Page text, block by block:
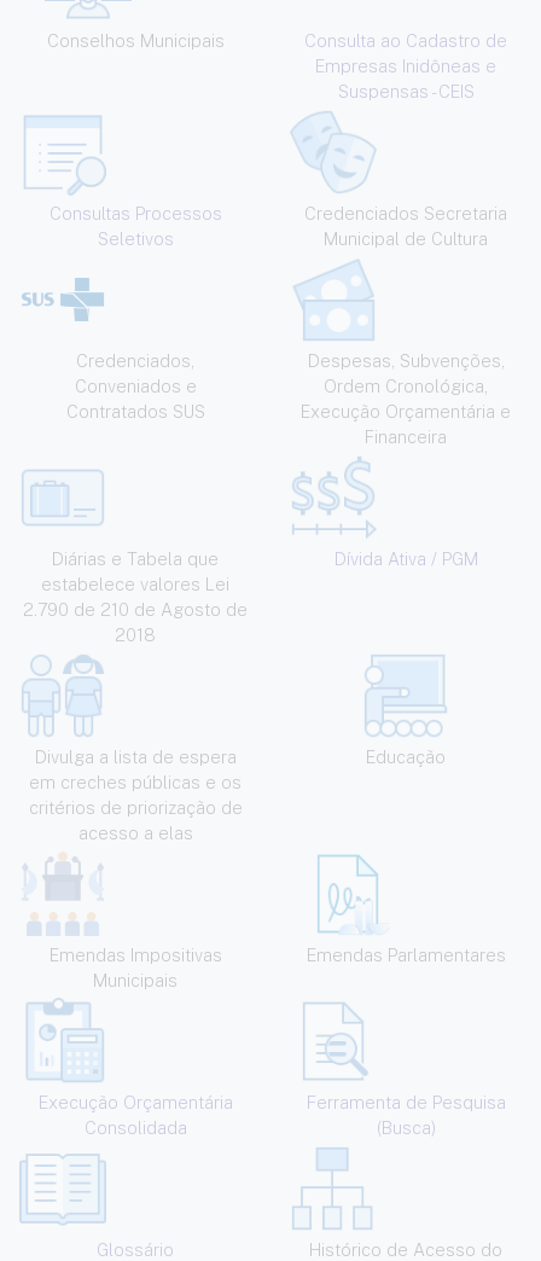
Conselhos Municipais
Consulta ao Cadastro de
Empresas Inidôneas e
Suspensas - CEIS
Consultas Processos
Seletivos
Credenciados Secretaria
Municipal de Cultura
Credenciados,
Conveniados e
Contratados SUS
Despesas, Subvenções,
Ordem Cronológica,
Execução Orçamentária e
Financeira
Diárias e Tabela que
estabelece valores Lei
2.790 de 210 de Agosto de
2018
Dívida Ativa / PGM
Divulga a lista de espera
em creches públicas e os
critérios de priorização de
acesso a elas
Educação
Emendas Impositivas
Municipais
Emendas Parlamentares
Execução Orçamentária
Consolidada
Ferramenta de Pesquisa
(Busca)
Glossário Histórico de Acesso do